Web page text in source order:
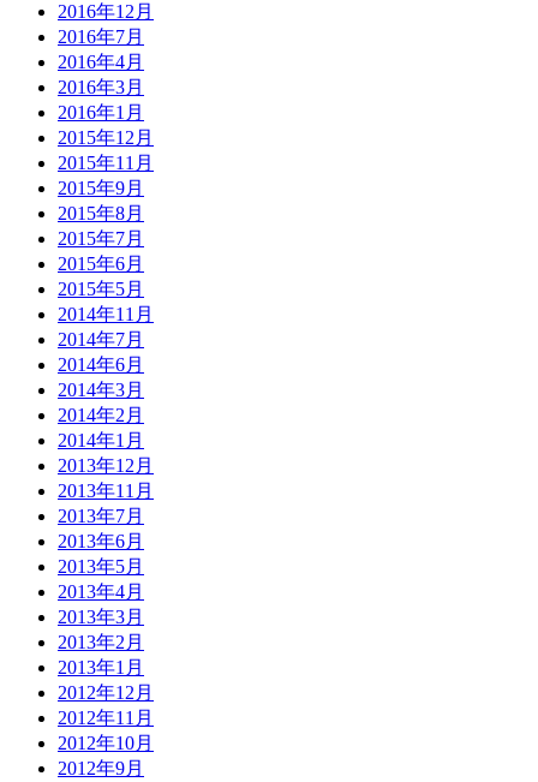
2016年12月
2016年7月
2016年4月
2016年3月
2016年1月
2015年12月
2015年11月
2015年9月
2015年8月
2015年7月
2015年6月
2015年5月
2014年11月
2014年7月
2014年6月
2014年3月
2014年2月
2014年1月
2013年12月
2013年11月
2013年7月
2013年6月
2013年5月
2013年4月
2013年3月
2013年2月
2013年1月
2012年12月
2012年11月
2012年10月
2012年9月